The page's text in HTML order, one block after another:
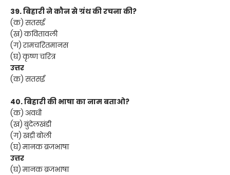
39. बिहारी ने कौन से ग्रंथ की रचना की?
(क) सतसई
(ख) कवितावली
(ग) रामचरितमानस
(घ) कृष्ण चरित्र
उत्तर
(क) सतसई
40. बिहारी की भाषा का नाम बताओ?
(क) अवधी
(ख) बुंदेलखंडी
(ग) खड़ी बोली
(घ) मानक ब्रजभाषा
उत्तर
(घ) मानक ब्रजभाषा